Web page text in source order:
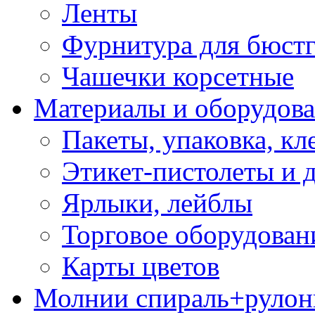
Ленты
Фурнитура для
Чашечки корсетные
Материалы и
Пакеты, упаковка,
Этикет-пистолеты и
Ярлыки, лейблы
Торговое
Карты цветов
Молнии